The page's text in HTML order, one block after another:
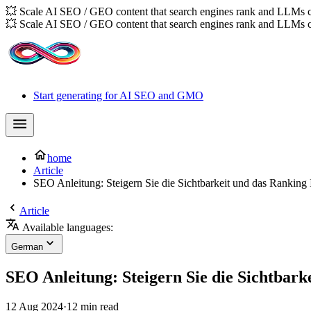
💥 Scale AI SEO / GEO content that search engines rank and LLMs
💥 Scale AI SEO / GEO content that search engines rank and LLMs
Start generating for AI SEO and GMO
home
Article
SEO Anleitung: Steigern Sie die Sichtbarkeit und das Ranking
Article
Available languages:
German
SEO Anleitung: Steigern Sie die
12 Aug 2024·12 min read